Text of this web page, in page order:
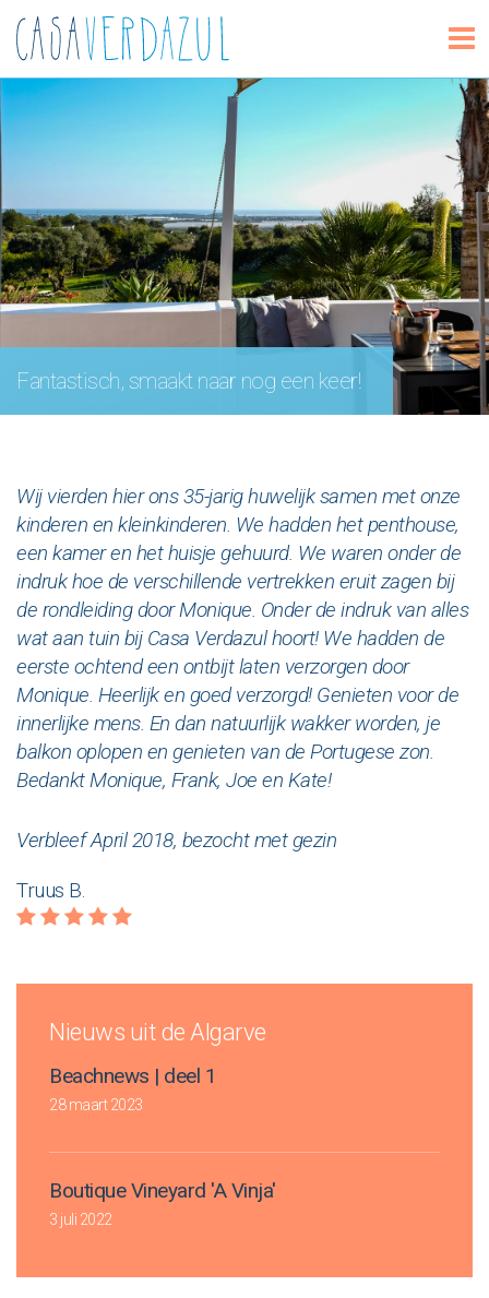
Fantastisch, smaakt naar nog een keer!
Wij vierden hier ons 35-jarig huwelijk samen met onze
kinderen en kleinkinderen. We hadden het penthouse,
een kamer en het huisje gehuurd. We waren onder de
indruk hoe de verschillende vertrekken eruit zagen bij
de rondleiding door Monique. Onder de indruk van alles
wat aan tuin bij Casa Verdazul hoort! We hadden de
eerste ochtend een ontbijt laten verzorgen door
Monique. Heerlijk en goed verzorgd! Genieten voor de
innerlijke mens. En dan natuurlijk wakker worden, je
balkon oplopen en genieten van de Portugese zon.
Bedankt Monique, Frank, Joe en Kate!
Verbleef April 2018, bezocht met gezin
Truus B.
Nieuws uit de Algarve
Beachnews | deel 1
28 maart 2023
Boutique Vineyard 'A Vinja'
3 juli 2022